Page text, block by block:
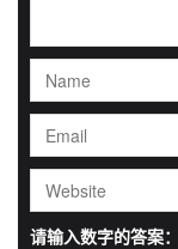
请输入数字的答案：